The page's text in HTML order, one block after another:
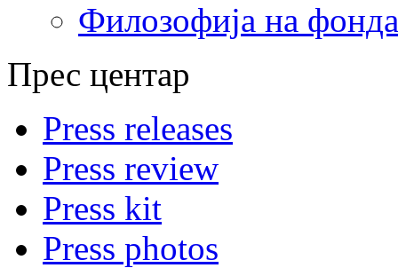
Филозофија на
Прес центар
Press releases
Press review
Press kit
Press photos